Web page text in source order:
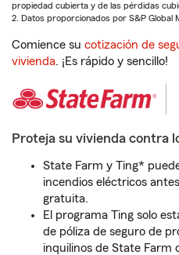
propiedad cubierta y de las pérdidas
2. Datos proporcionados por S&P Global
Comience su cotización de
vivienda. ¡Es rápido y sencillo!
Proteja su vivienda contra
State Farm y Ting*
incendios eléctricos
gratuita.
El programa Ting solo
de póliza de seguro de
inquilinos de State Farm